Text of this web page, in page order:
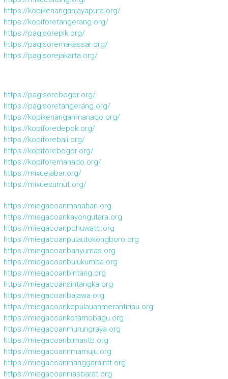
https://kopikenanganjayapura.org/
https://kopiforetangerang.org/
https://pagisorepik.org/
https://pagisoremakassar.org/
https://pagisorejakarta.org/
https://pagisorebogor.org/
https://pagisoretangerang.org/
https://kopikenanganmanado.org/
https://kopiforedepok.org/
https://kopiforebali.org/
https://kopiforebogor.org/
https://kopiforemanado.org/
https://mixuejabar.org/
https://mixuesumut.org/
https://miegacoanmanahan.org
https://miegacoankayongutara.org
https://miegacoanpohuwato.org
https://miegacoanpulautokongboro.org
https://miegacoanbanyumas.org
https://miegacoanbulukumba.org
https://miegacoanbintang.org
https://miegacoansintangka.org
https://miegacoanbajawa.org
https://miegacoankepulauanmerantiriau.org
https://miegacoankotamobagu.org
https://miegacoanmurungraya.org
https://miegacoanbimantb.org
https://miegacoannmamuju.org
https://miegacoanmanggaraintt.org
https://miegacoanniasbarat.org